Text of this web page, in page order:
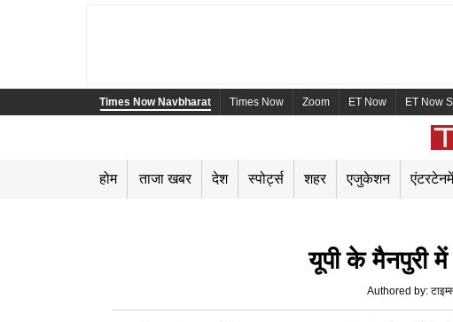
Times Now Navbharat Times Now Zoom ET Now ET Now
होम ताजा खबर देश स्पोर्ट्स शहर एजुकेशन
यूपी के मैनपुरी में
Authored by: